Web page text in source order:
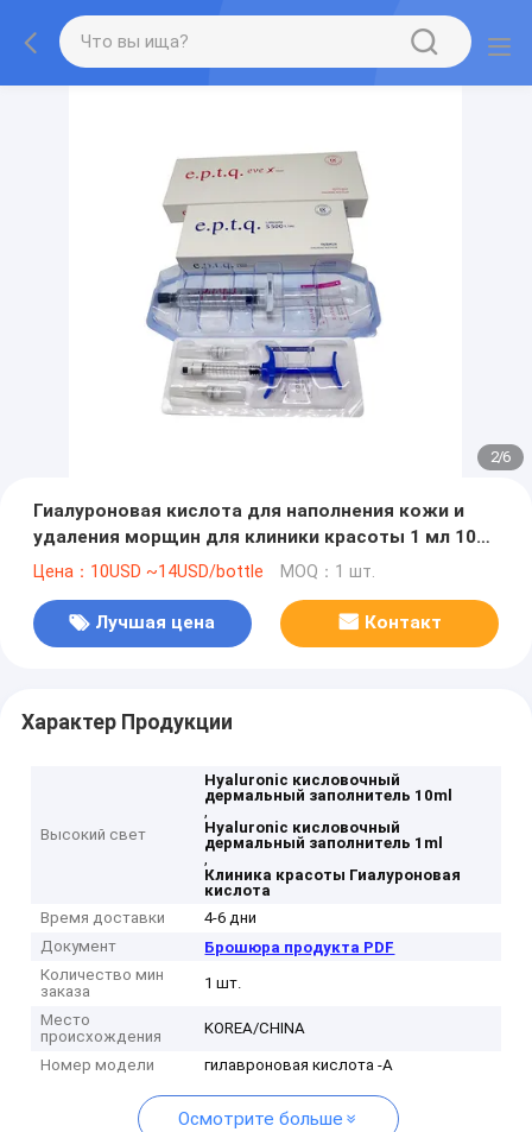
2/6
Гиалуроновая кислота для наполнения кожи и
удаления морщин для клиники красоты 1 мл 10
мл
Цена：10USD ~14USD/bottle MOQ：1 шт.
Лучшая цена Контакт
Характер Продукции
Высокий свет
Hyaluronic кисловочный
дермальный заполнитель 10ml
,
Hyaluronic кисловочный
дермальный заполнитель 1ml
,
Клиника красоты Гиалуроновая
кислота
Время доставки
4-6 дни
Документ
Брошюра продукта PDF
Количество мин
заказа
1 шт.
Место
происхождения
KOREA/CHINA
Номер модели гилавроновая кислота -A
Осмотрите больше